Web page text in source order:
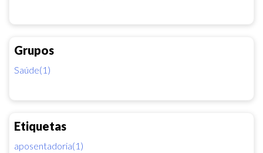
Grupos
Saúde(1)
Etiquetas
aposentadoria(1)